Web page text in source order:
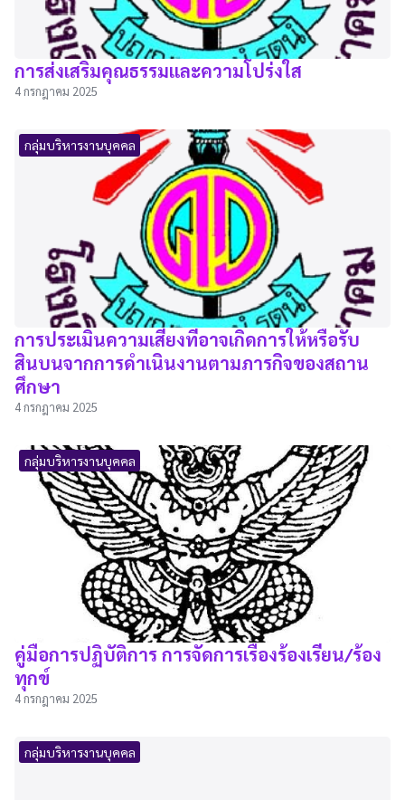
การส่งเสริมคุณธรรมและความโปร่งใส
4 กรกฎาคม 2025
กลุ่มบริหารงานบุคคล
การประเมินความเสี่ยงที่อาจเกิดการให้หรือรับ
สินบนจากการดำเนินงานตามภารกิจของสถาน
ศึกษา
4 กรกฎาคม 2025
กลุ่มบริหารงานบุคคล
คู่มือการปฏิบัติการ การจัดการเรื่องร้องเรียน/ร้อง
ทุกข์
4 กรกฎาคม 2025
กลุ่มบริหารงานบุคคล